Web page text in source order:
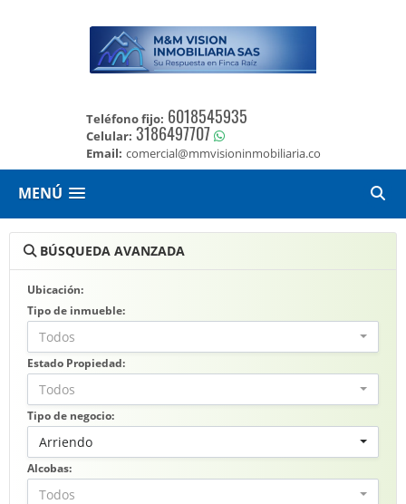
Teléfono fijo: 6018545935
Celular: 3186497707
Email: comercial@mmvisioninmobiliaria.co
MENÚ
BÚSQUEDA AVANZADA
Ubicación:
Tipo de inmueble:
Todos
Estado Propiedad:
Todos
Tipo de negocio:
Arriendo
Alcobas:
Todos